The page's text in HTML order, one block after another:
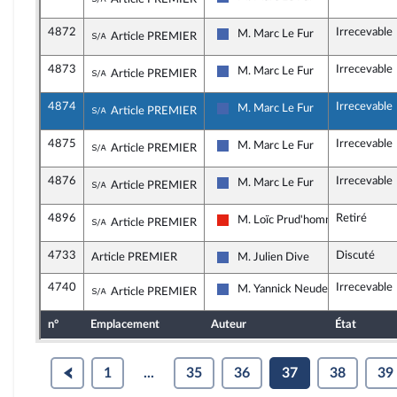
Les Républicains
4872 Sous-amendement de l'amendement n°4610
Article PREMIER Les Républicains
M. Marc Le Fur Irrecevable
4873 Sous-amendement de l'amendement n°4610
Article PREMIER Les Républicains
M. Marc Le Fur Irrecevable
4874 Sous-amendement de l'amendement n°4610
Article PREMIER Les Républicains
M. Marc Le Fur Irrecevable
4875 Sous-amendement de l'amendement n°4610
Article PREMIER Les Républicains
M. Marc Le Fur Irrecevable
4876 Sous-amendement de l'amendement n°4610
Article PREMIER Les Républicains
M. Marc Le Fur Irrecevable
4896 Sous-amendement de l'amendement n°4610
Article PREMIER La France insoumise - Nouvelle
M. Loïc Prud'hommeRetiré
4733 Article PREMIER
Les Républicains
M. Julien Dive Discuté
4740 Sous-amendement de l'amendement n°4733
Article PREMIER Les Républicains
M. Yannick Neuder Irrecevable
n° Emplacement Auteur État
1 ... 35 36 37 38 39